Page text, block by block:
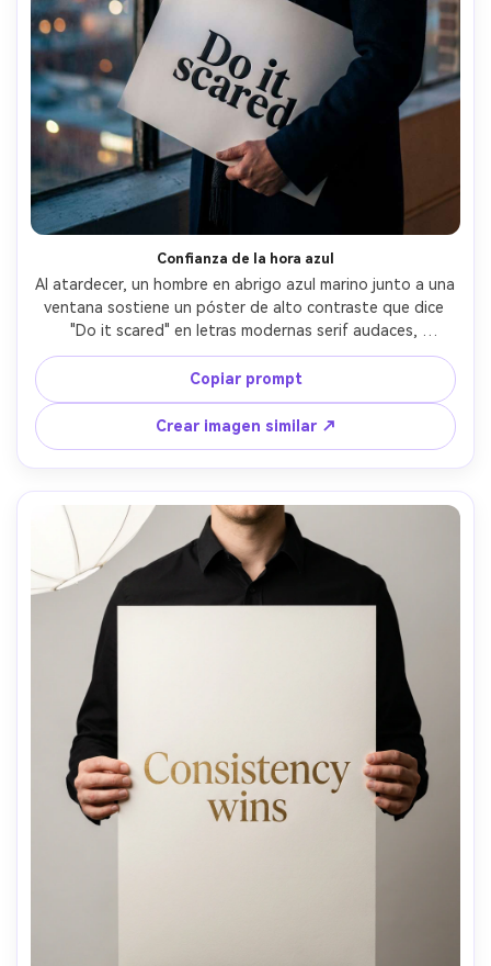
Confianza de la hora azul
Al atardecer, un hombre en abrigo azul marino junto a una
ventana sostiene un póster de alto contraste que dice
"Do it scared" en letras modernas serif audaces,
márgenes limpios y efecto de relieve sutil, fondo
desenfocado de luces urbanas, Nikon Z6 II, 85mm f/1.8,
encuadre vertical, ambiente seguro y reflexivo, piel
realista, sombras naturales, enfoque nítido, gradación de
color cinematográfica --ar 4:5
Copiar prompt
Crear imagen similar ↗